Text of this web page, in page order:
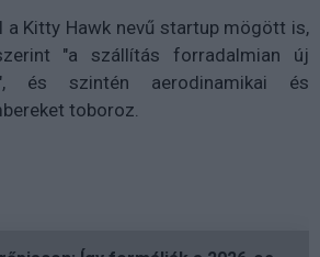
a Kitty Hawk nevű startup mögött is,
"a szállítás forradalmian új
és szintén aerodinamikai és
toboroz.